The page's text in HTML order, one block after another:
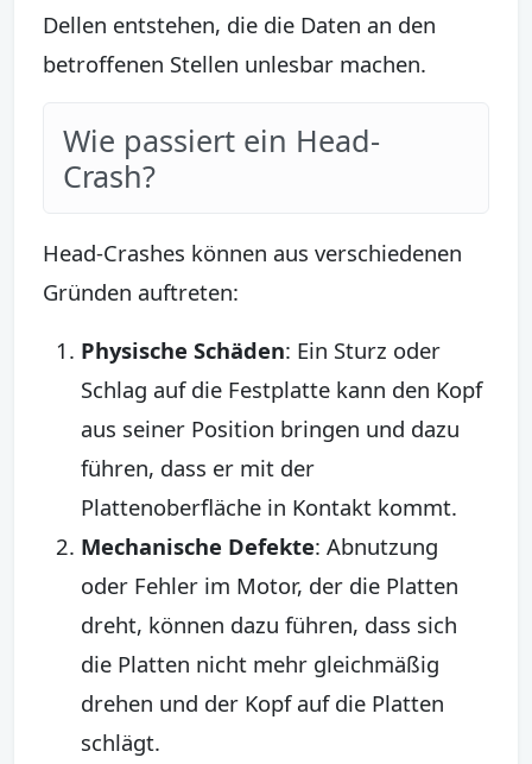
Dellen entstehen, die die Daten an den
betroffenen Stellen unlesbar machen.
Wie passiert ein Head-
Crash?
Head-Crashes können aus verschiedenen
Gründen auftreten:
Physische Schäden: Ein Sturz oder
Schlag auf die Festplatte kann den Kopf
aus seiner Position bringen und dazu
führen, dass er mit der
Plattenoberfläche in Kontakt kommt.
Mechanische Defekte: Abnutzung
oder Fehler im Motor, der die Platten
dreht, können dazu führen, dass sich
die Platten nicht mehr gleichmäßig
drehen und der Kopf auf die Platten
schlägt.